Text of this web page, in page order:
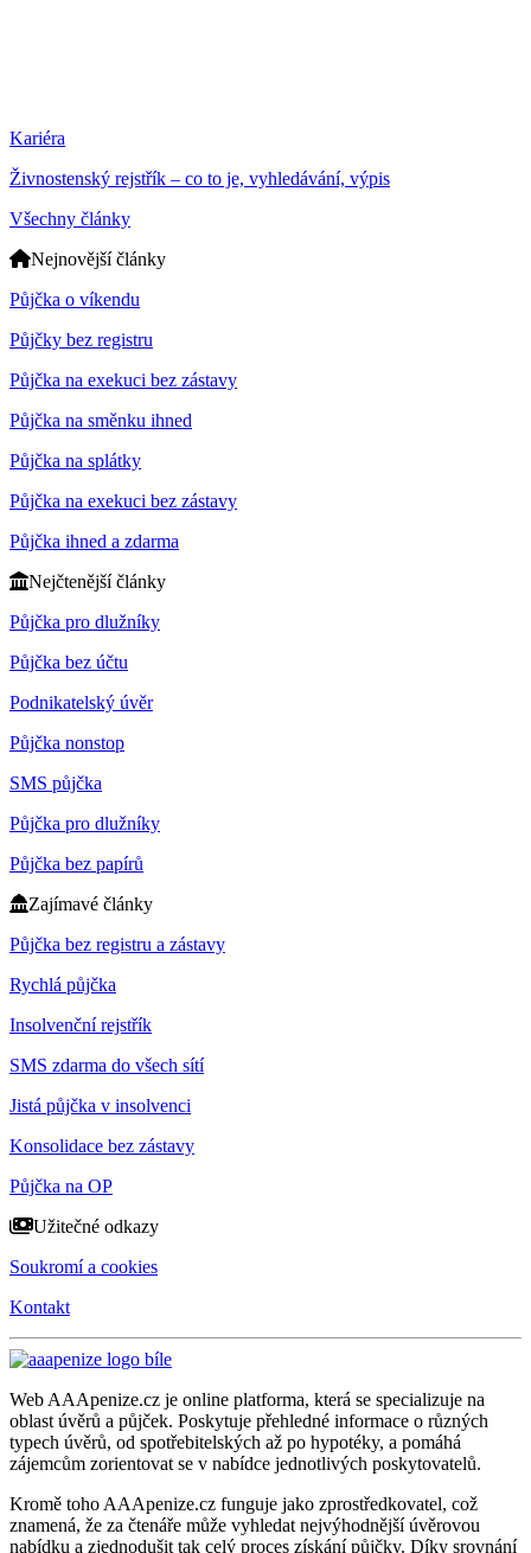
Kariéra
Živnostenský rejstřík – co to je, vyhledávání, výpis
Všechny články
Nejnovější články
Půjčka o víkendu
Půjčky bez registru
Půjčka na exekuci bez zástavy
Půjčka na směnku ihned
Půjčka na splátky
Půjčka na exekuci bez zástavy
Půjčka ihned a zdarma
Nejčtenější články
Půjčka pro dlužníky
Půjčka bez účtu
Podnikatelský úvěr
Půjčka nonstop
SMS půjčka
Půjčka pro dlužníky
Půjčka bez papírů
Zajímavé články
Půjčka bez registru a zástavy
Rychlá půjčka
Insolvenční rejstřík
SMS zdarma do všech sítí
Jistá půjčka v insolvenci
Konsolidace bez zástavy
Půjčka na OP
Užitečné odkazy
Soukromí a cookies
Kontakt
Web AAApenize.cz je online platforma, která se specializuje na
oblast úvěrů a půjček. Poskytuje přehledné informace o různých
typech úvěrů, od spotřebitelských až po hypotéky, a pomáhá
zájemcům zorientovat se v nabídce jednotlivých poskytovatelů.
Kromě toho AAApenize.cz funguje jako zprostředkovatel, což
znamená, že za čtenáře může vyhledat nejvýhodnější úvěrovou
nabídku a zjednodušit tak celý proces získání půjčky. Díky srovnání